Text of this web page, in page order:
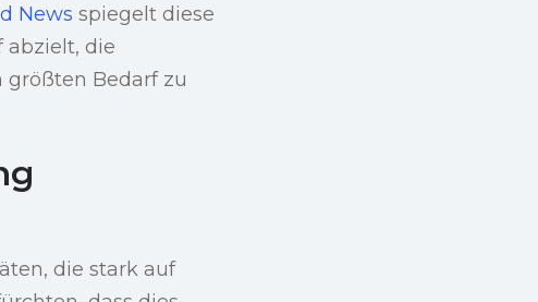
News spiegelt diese
abzielt, die
Bedarf zu
die stark auf